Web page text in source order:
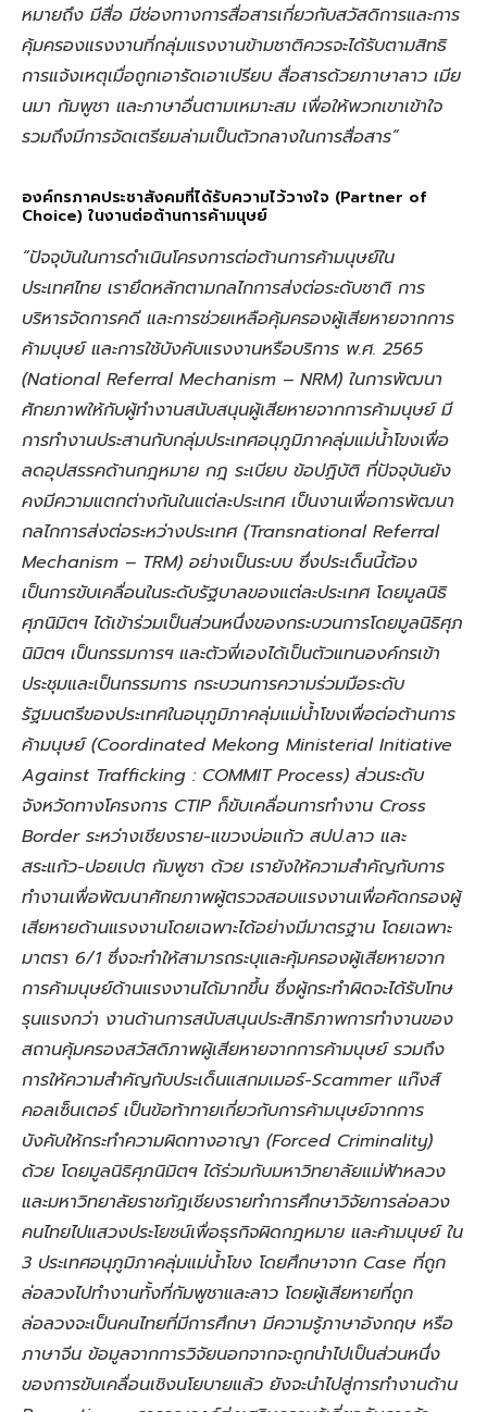
หมายถึง มีสื่อ มีช่องทางการสื่อสารเกี่ยวกับสวัสดิการและการ
คุ้มครองแรงงานที่กลุ่มแรงงานข้ามชาติควรจะได้รับตามสิทธิ
การแจ้งเหตุเมื่อถูกเอารัดเอาเปรียบ สื่อสารด้วยภาษาลาว เมีย
นมา กัมพูชา และภาษาอื่นตามเหมาะสม เพื่อให้พวกเขาเข้าใจ
รวมถึงมีการจัดเตรียมล่ามเป็นตัวกลางในการสื่อสาร”
องค์กรภาคประชาสังคมที่ได้รับความไว้วางใจ (Partner of
Choice) ในงานต่อต้านการค้ามนุษย์
“ปัจจุบันในการดำเนินโครงการต่อต้านการค้ามนุษย์ใน
ประเทศไทย เรายึดหลักตามกลไกการส่งต่อระดับชาติ การ
บริหารจัดการคดี และการช่วยเหลือคุ้มครองผู้เสียหายจากการ
ค้ามนุษย์ และการใช้บังคับแรงงานหรือบริการ พ.ศ. 2565
(National Referral Mechanism – NRM) ในการพัฒนา
ศักยภาพให้กับผู้ทำงานสนับสนุนผู้เสียหายจากการค้ามนุษย์ มี
การทำงานประสานกับกลุ่มประเทศอนุภูมิภาคลุ่มแม่น้ำโขงเพื่อ
ลดอุปสรรคด้านกฎหมาย กฎ ระเบียบ ข้อปฏิบัติ ที่ปัจจุบันยัง
คงมีความแตกต่างกันในแต่ละประเทศ เป็นงานเพื่อการพัฒนา
กลไกการส่งต่อระหว่างประเทศ (Transnational Referral
Mechanism – TRM) อย่างเป็นระบบ ซึ่งประเด็นนี้ต้อง
เป็นการขับเคลื่อนในระดับรัฐบาลของแต่ละประเทศ โดยมูลนิธิ
ศุภนิมิตฯ ได้เข้าร่วมเป็นส่วนหนึ่งของกระบวนการโดยมูลนิธิศุภ
นิมิตฯ เป็นกรรมการฯ และตัวพี่เองได้เป็นตัวแทนองค์กรเข้า
ประชุมและเป็นกรรมการ กระบวนการความร่วมมือระดับ
รัฐมนตรีของประเทศในอนุภูมิภาคลุ่มแม่น้ำโขงเพื่อต่อต้านการ
ค้ามนุษย์ (Coordinated Mekong Ministerial Initiative
Against Trafficking : COMMIT Process) ส่วนระดับ
จังหวัดทางโครงการ CTIP ก็ขับเคลื่อนการทำงาน Cross
Border ระหว่างเชียงราย-แขวงบ่อแก้ว สปป.ลาว และ
สระแก้ว-ปอยเปต กัมพูชา ด้วย เรายังให้ความสำคัญกับการ
ทำงานเพื่อพัฒนาศักยภาพผู้ตรวจสอบแรงงานเพื่อคัดกรองผู้
เสียหายด้านแรงงานโดยเฉพาะได้อย่างมีมาตรฐาน โดยเฉพาะ
มาตรา 6/1 ซึ่งจะทำให้สามารถระบุและคุ้มครองผู้เสียหายจาก
การค้ามนุษย์ด้านแรงงานได้มากขึ้น ซึ่งผู้กระทำผิดจะได้รับโทษ
รุนแรงกว่า งานด้านการสนับสนุนประสิทธิภาพการทำงานของ
สถานคุ้มครองสวัสดิภาพผู้เสียหายจากการค้ามนุษย์ รวมถึง
การให้ความสำคัญกับประเด็นแสกมเมอร์-Scammer แก๊งส์
คอลเซ็นเตอร์ เป็นข้อท้าทายเกี่ยวกับการค้ามนุษย์จากการ
บังคับให้กระทำความผิดทางอาญา (Forced Criminality)
ด้วย โดยมูลนิธิศุภนิมิตฯ ได้ร่วมกับมหาวิทยาลัยแม่ฟ้าหลวง
และมหาวิทยาลัยราชภัฎเชียงรายทำการศึกษาวิจัยการล่อลวง
คนไทยไปแสวงประโยชน์เพื่อธุรกิจผิดกฎหมาย และค้ามนุษย์ ใน
3 ประเทศอนุภูมิภาคลุ่มแม่น้ำโขง โดยศึกษาจาก Case ที่ถูก
ล่อลวงไปทำงานทั้งที่กัมพูชาและลาว โดยผู้เสียหายที่ถูก
ล่อลวงจะเป็นคนไทยที่มีการศึกษา มีความรู้ภาษาอังกฤษ หรือ
ภาษาจีน ข้อมูลจากการวิจัยนอกจากจะถูกนำไปเป็นส่วนหนึ่ง
ของการขับเคลื่อนเชิงนโยบายแล้ว ยังจะนำไปสู่การทำงานด้าน